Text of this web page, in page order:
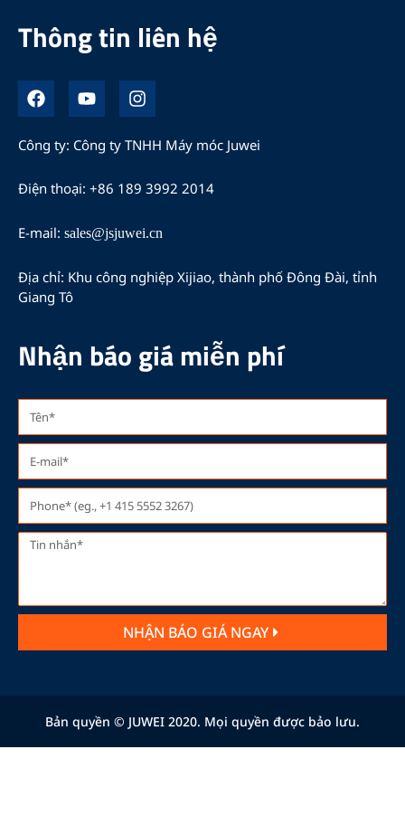
Thông tin liên hệ
F
a
c
e
b
o
o
Y
o
u
t
e
I
n
s
t
g
r
m
Công ty: Công ty TNHH Máy móc Juwei
Điện thoại: +86 189 3992 2014
E-mail: sales@jsjuwei.cn
Địa chỉ: Khu công nghiệp Xijiao, thành phố Đông Đài, tỉnh
Giang Tô
Nhận báo giá miễn phí
NHẬN BÁO GIÁ NGAY
Bản quyền © JUWEI 2020. Mọi quyền được bảo lưu.